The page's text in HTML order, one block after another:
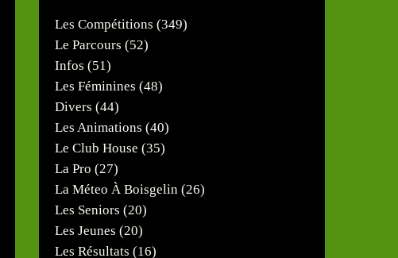
Les Compétitions (349)
Le Parcours (52)
Infos (51)
Les Féminines (48)
Divers (44)
Les Animations (40)
Le Club House (35)
La Pro (27)
La Méteo À Boisgelin (26)
Les Seniors (20)
Les Jeunes (20)
Les Résultats (16)